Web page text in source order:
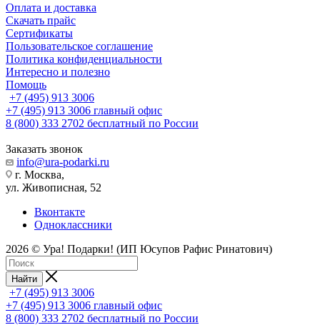
Оплата и доставка
Скачать прайс
Сертификаты
Пользовательское соглашение
Политика конфиденциальности
Интересно и полезно
Помощь
+7 (495) 913 3006
+7 (495) 913 3006 главный офис
8 (800) 333 2702 бесплатный по России
Заказать звонок
info@ura-podarki.ru
г. Москва,
ул. Живописная, 52
Вконтакте
Одноклассники
2026 © Ура! Подарки! (ИП Юсупов Рафис Ринатович)
Найти
+7 (495) 913 3006
+7 (495) 913 3006 главный офис
8 (800) 333 2702 бесплатный по России